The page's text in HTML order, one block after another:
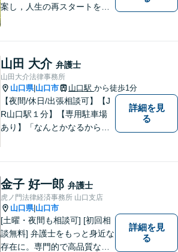
案し，人生の再スタートをお
無料】お気軽にご相談くださ
い。
山田 大介 弁護士
山田大介法律事務所
山口県| 山口市 山口駅 から徒歩1分
【夜間/休日/出張相談可】【J
R山口駅１分】【専用駐車場
あり】「なんとかなるから大
方はお気軽にご相談くださ
い。
詳細を見
る
金子 好一郎 弁護士
虎ノ門法律経済事務所 山口支店
山口県| 山口市
[土曜・夜間も相談可] [初回相
談無料] 弁護士をもっと身近な
存在に。専門的で高品質なリ
詳細を見
る